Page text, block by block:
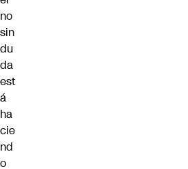
no
sin
du
da
est
á
ha
cie
nd
o